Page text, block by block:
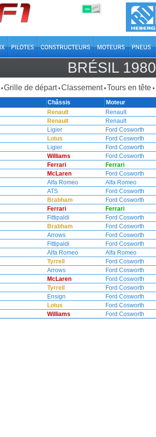
ON OFF
BRÉSIL 1980
•Grille de départ •Classement •Tours en tête •
Châssis Moteur
Renault Renault
Renault Renault
Ligier Ford Cosworth
Lotus Ford Cosworth
Ligier Ford Cosworth
Williams Ford Cosworth
Ferrari Ferrari
McLaren Ford Cosworth
Alfa Romeo Alfa Romeo
ATS Ford Cosworth
Brabham Ford Cosworth
Ferrari Ferrari
Fittipaldi Ford Cosworth
Brabham Ford Cosworth
Arrows Ford Cosworth
Fittipaldi Ford Cosworth
Alfa Romeo Alfa Romeo
Tyrrell Ford Cosworth
Arrows Ford Cosworth
McLaren Ford Cosworth
Tyrrell Ford Cosworth
Ensign Ford Cosworth
Lotus Ford Cosworth
Williams Ford Cosworth